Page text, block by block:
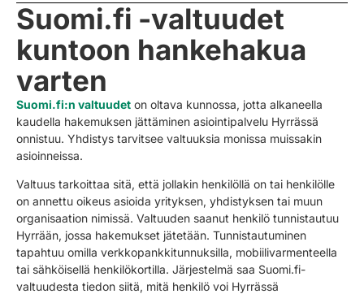
Suomi.fi -valtuudet
kuntoon hankehakua
varten
Suomi.fi:n valtuudet on oltava kunnossa, jotta alkaneella
kaudella hakemuksen jättäminen asiointipalvelu Hyrrässä
onnistuu. Yhdistys tarvitsee valtuuksia monissa muissakin
asioinneissa.
Valtuus tarkoittaa sitä, että jollakin henkilöllä on tai henkilölle
on annettu oikeus asioida yrityksen, yhdistyksen tai muun
organisaation nimissä. Valtuuden saanut henkilö tunnistautuu
Hyrrään, jossa hakemukset jätetään. Tunnistautuminen
tapahtuu omilla verkkopankkitunnuksilla, mobiilivarmenteella
tai sähköisellä henkilökortilla. Järjestelmä saa Suomi.fi-
valtuudesta tiedon siitä, mitä henkilö voi Hyrrässä